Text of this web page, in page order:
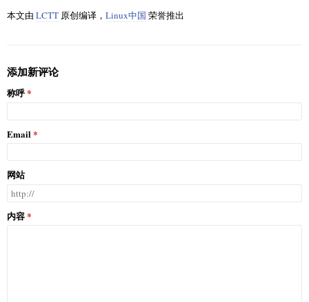
本文由 LCTT 原创编译， Linux中国 荣誉推出
添加新评论
称呼
Email
网站
内容